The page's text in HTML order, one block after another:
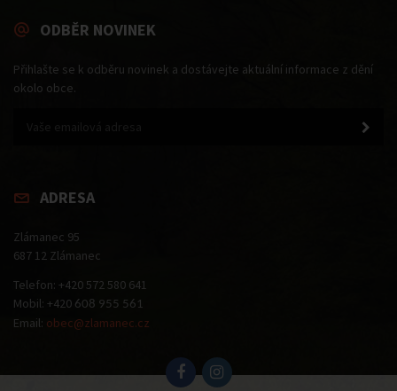
ODBĚR NOVINEK
Přihlašte se k odběru novinek a dostávejte aktuální informace z dění
okolo obce.
ADRESA
Zlámanec 95
687 12 Zlámanec
Telefon: +420 572 580 641
Mobil: +420 608 955 561
Email: obec@zlamanec.cz